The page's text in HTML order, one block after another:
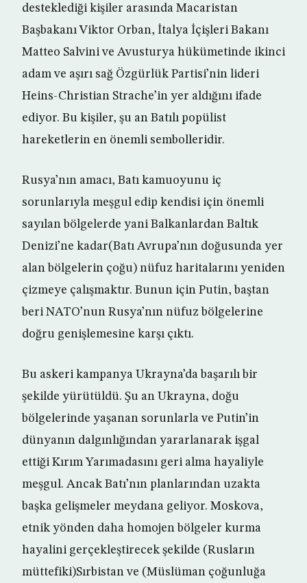
desteklediği kişiler arasında Macaristan
Başbakanı Viktor Orban, İtalya İçişleri Bakanı
Matteo Salvini ve Avusturya hükümetinde ikinci
adam ve aşırı sağ Özgürlük Partisi’nin lideri
Heins-Christian Strache’in yer aldığını ifade
ediyor. Bu kişiler, şu an Batılı popülist
hareketlerin en önemli sembolleridir.
Rusya’nın amacı, Batı kamuoyunu iç
sorunlarıyla meşgul edip kendisi için önemli
sayılan bölgelerde yani Balkanlardan Baltık
Denizi’ne kadar(Batı Avrupa’nın doğusunda yer
alan bölgelerin çoğu) nüfuz haritalarını yeniden
çizmeye çalışmaktır. Bunun için Putin, baştan
beri NATO’nun Rusya’nın nüfuz bölgelerine
doğru genişlemesine karşı çıktı.
Bu askeri kampanya Ukrayna’da başarılı bir
şekilde yürütüldü. Şu an Ukrayna, doğu
bölgelerinde yaşanan sorunlarla ve Putin’in
dünyanın dalgınlığından yararlanarak işgal
ettiği Kırım Yarımadasını geri alma hayaliyle
meşgul. Ancak Batı’nın planlarından uzakta
başka gelişmeler meydana geliyor. Moskova,
etnik yönden daha homojen bölgeler kurma
hayalini gerçekleştirecek şekilde (Rusların
müttefiki)Sırbistan ve (Müslüman çoğunluğa